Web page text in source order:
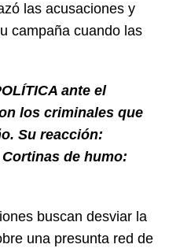
las acusaciones y
campaña cuando las
ante el
los criminales que
Su reacción:
de humo:
buscan desviar la
una presunta red de